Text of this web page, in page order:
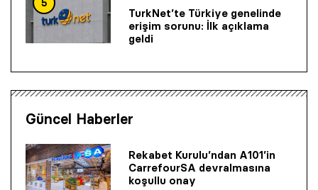
5
TurkNet’te Türkiye genelinde
erişim sorunu: İlk açıklama
geldi
Güncel Haberler
Rekabet Kurulu’ndan A101’in
CarrefourSA devralmasına
koşullu onay